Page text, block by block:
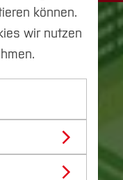
können.
wir nutzen